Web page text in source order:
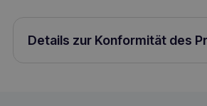
Details zur Konformität des